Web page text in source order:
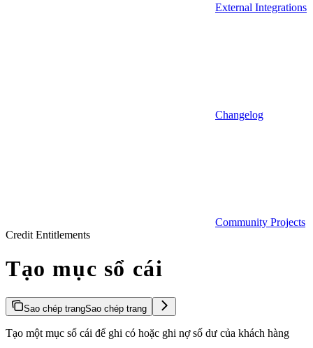
External Integrations
Changelog
Community Projects
Credit Entitlements
Tạo mục sổ cái
Sao chép trangSao chép trang
Tạo một mục sổ cái để ghi có hoặc ghi nợ số dư của khách hàng